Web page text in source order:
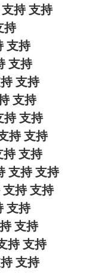
持 支持
持
支持
支持
支持
支持
持 支持
持 支持
持 支持
支持 支持
支持 支持
支持
支持
持 支持
支持